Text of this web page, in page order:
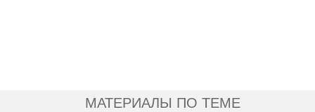
МАТЕРИАЛЫ ПО ТЕМЕ